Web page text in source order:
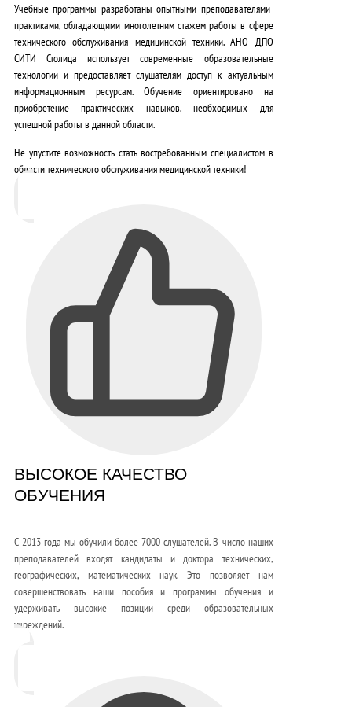
Учебные программы разработаны опытными преподавателями-
практиками, обладающими многолетним стажем работы в сфере
технического обслуживания медицинской техники. АНО ДПО
СИТИ Столица использует современные образовательные
технологии и предоставляет слушателям доступ к актуальным
информационным ресурсам. Обучение ориентировано на
приобретение практических навыков, необходимых для
успешной работы в данной области.
Не упустите возможность стать востребованным специалистом в
области технического обслуживания медицинской техники!
ВЫСОКОЕ КАЧЕСТВО
ОБУЧЕНИЯ
С 2013 года мы обучили более 7000 слушателей. В число наших
преподавателей входят кандидаты и доктора технических,
географических, математических наук. Это позволяет нам
совершенствовать наши пособия и программы обучения и
удерживать высокие позиции среди образовательных
учреждений.